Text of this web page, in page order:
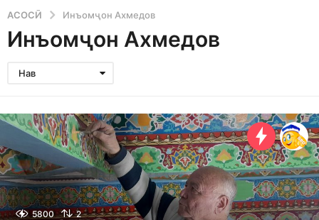
АСОСӢ Инъомҷон Ахмедов
Инъомҷон Ахмедов
Нав
5800 2